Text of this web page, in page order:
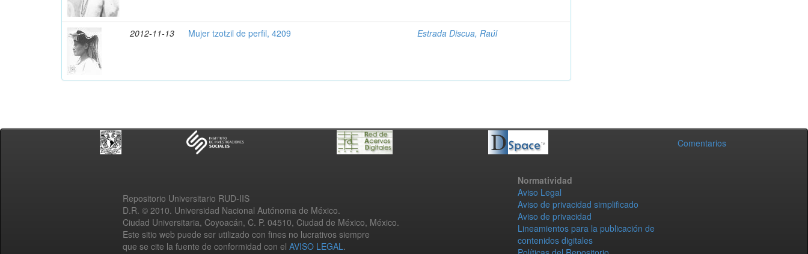
2012-11-13 Mujer tzotzil de perfil, 4209 Estrada Discua, Raúl
Comentarios
Repositorio Universitario RUD-IIS
D.R. © 2010. Universidad Nacional Autónoma de México.
Ciudad Universitaria, Coyoacán, C. P. 04510, Ciudad de México, México.
Este sitio web puede ser utilizado con fines no lucrativos siempre
que se cite la fuente de conformidad con el AVISO LEGAL.
Normatividad
Aviso Legal
Aviso de privacidad simplificado
Aviso de privacidad
Lineamientos para la publicación de
contenidos digitales